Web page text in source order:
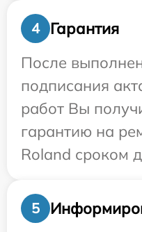
4
Гарантия
После
подписания
работ Вы
гарантию на
Roland сроком
5